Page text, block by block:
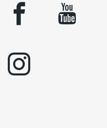
facebook youtube
instagram